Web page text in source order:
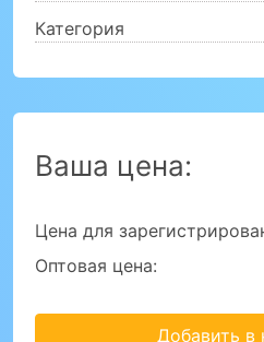
Категория
Ваша цена:
Цена для
Оптовая цена:
Добавить в